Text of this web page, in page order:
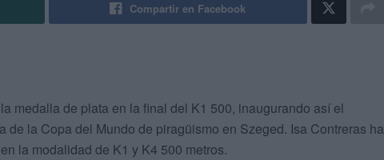
Compartir en Facebook
medalla de plata en la final del K1 500, inaugurando así el
de la Copa del Mundo de piragüismo en Szeged. Isa Contreras ha
la modalidad de K1 y K4 500 metros.